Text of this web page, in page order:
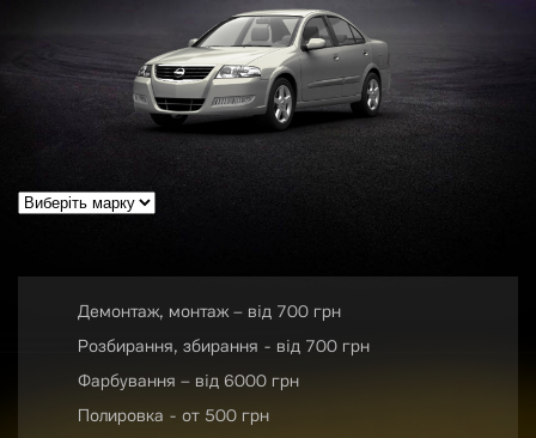
Демонтаж, монтаж – від 700 грн
Розбирання, збирання - від 700 грн
Фарбування – від 6000 грн
Полировка - от 500 грн